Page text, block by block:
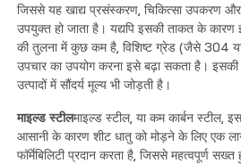
जिससे यह खाद्य प्रसंस्करण, चिकित्सा उपकरण और
उपयुक्त हो जाता है। यद्यपि इसकी ताकत के कारण
की तुलना में कुछ कम है, विशिष्ट ग्रेड (जैसे 304
उपचार का उपयोग करना इसे बढ़ा सकता है।
उत्पादों में सौंदर्य मूल्य भी जोड़ती है।
माइल्ड स्टीलमाइल्ड स्टील, या कम कार्बन स्टील,
आसानी के कारण शीट धातु को मोड़ने के लिए एक
फॉर्मेबिलिटी प्रदान करता है, जिससे महत्वपूर्ण सख्त